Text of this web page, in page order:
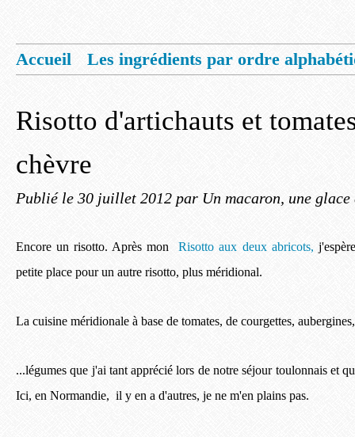
Accueil
Les ingrédients par ordre
Risotto d'artichauts et
chèvre
Publié le 30 juillet 2012 par Un macaron, une
Encore un risotto. Après monRisotto aux deux abricots,
petite place pour un autre risotto, plus méridional.
La cuisine méridionale à base de tomates, de courgettes,
...légumes que j'ai tant apprécié lors de notre séjour toulonnais et
Ici, en Normandie, il y en a d'autres, je ne m'en plains pas.